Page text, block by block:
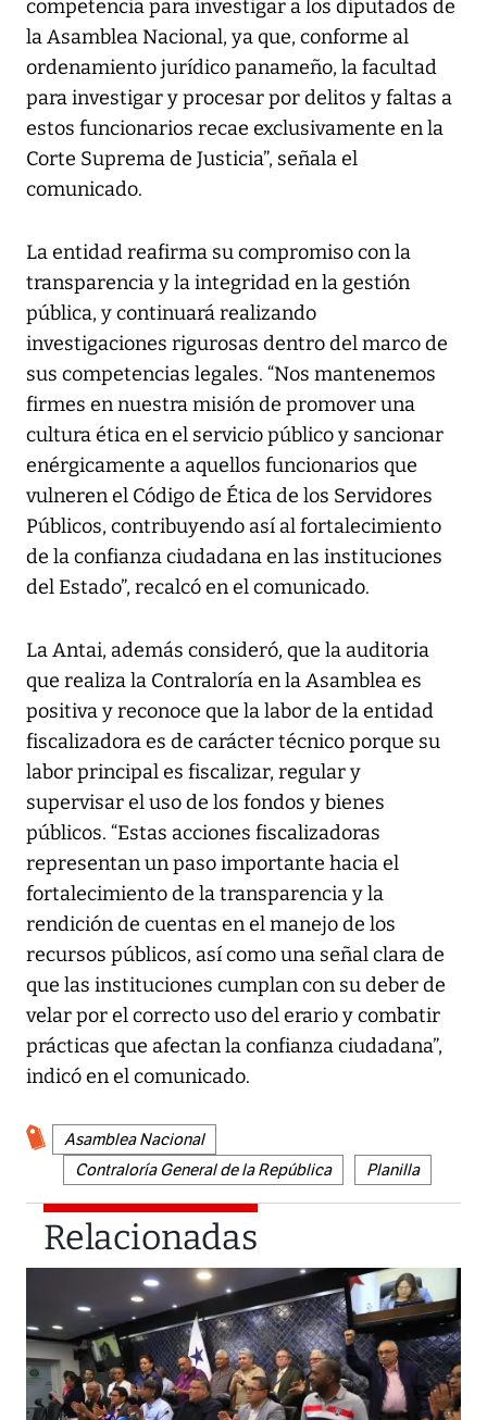
competencia para investigar a los diputados de
la Asamblea Nacional, ya que, conforme al
ordenamiento jurídico panameño, la facultad
para investigar y procesar por delitos y faltas a
estos funcionarios recae exclusivamente en la
Corte Suprema de Justicia”, señala el
comunicado.
La entidad reafirma su compromiso con la
transparencia y la integridad en la gestión
pública, y continuará realizando
investigaciones rigurosas dentro del marco de
sus competencias legales. “Nos mantenemos
firmes en nuestra misión de promover una
cultura ética en el servicio público y sancionar
enérgicamente a aquellos funcionarios que
vulneren el Código de Ética de los Servidores
Públicos, contribuyendo así al fortalecimiento
de la confianza ciudadana en las instituciones
del Estado”, recalcó en el comunicado.
La Antai, además consideró, que la auditoria
que realiza la Contraloría en la Asamblea es
positiva y reconoce que la labor de la entidad
fiscalizadora es de carácter técnico porque su
labor principal es fiscalizar, regular y
supervisar el uso de los fondos y bienes
públicos. “Estas acciones fiscalizadoras
representan un paso importante hacia el
fortalecimiento de la transparencia y la
rendición de cuentas en el manejo de los
recursos públicos, así como una señal clara de
que las instituciones cumplan con su deber de
velar por el correcto uso del erario y combatir
prácticas que afectan la confianza ciudadana”,
indicó en el comunicado.
Asamblea Nacional
Contraloría General de la República
Planilla
Relacionadas